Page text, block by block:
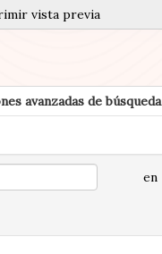
vista previa
avanzadas de búsqueda
en